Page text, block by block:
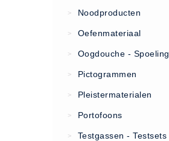
Vacatures
AED apparaten (11)
> Noodproducten
> Oefenmateriaal
> Oogdouche - Spoeling
> Pictogrammen
> Pleistermaterialen
> Portofoons
> Testgassen - Testsets